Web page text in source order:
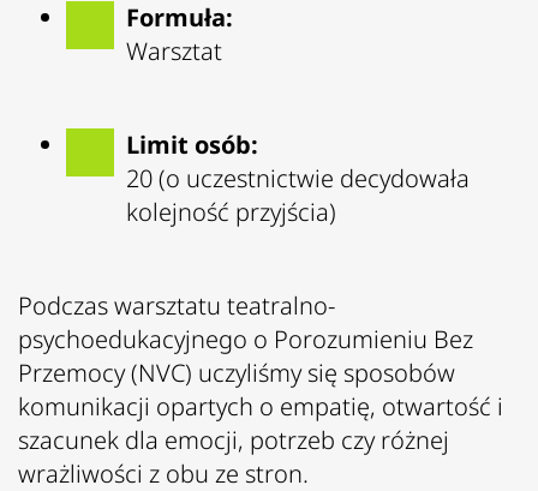
Formuła:
Warsztat
Limit osób:
20 (o uczestnictwie decydowała
kolejność przyjścia)
Podczas warsztatu teatralno-
psychoedukacyjnego o Porozumieniu Bez
Przemocy (NVC) uczyliśmy się sposobów
komunikacji opartych o empatię, otwartość i
szacunek dla emocji, potrzeb czy różnej
wrażliwości z obu ze stron.